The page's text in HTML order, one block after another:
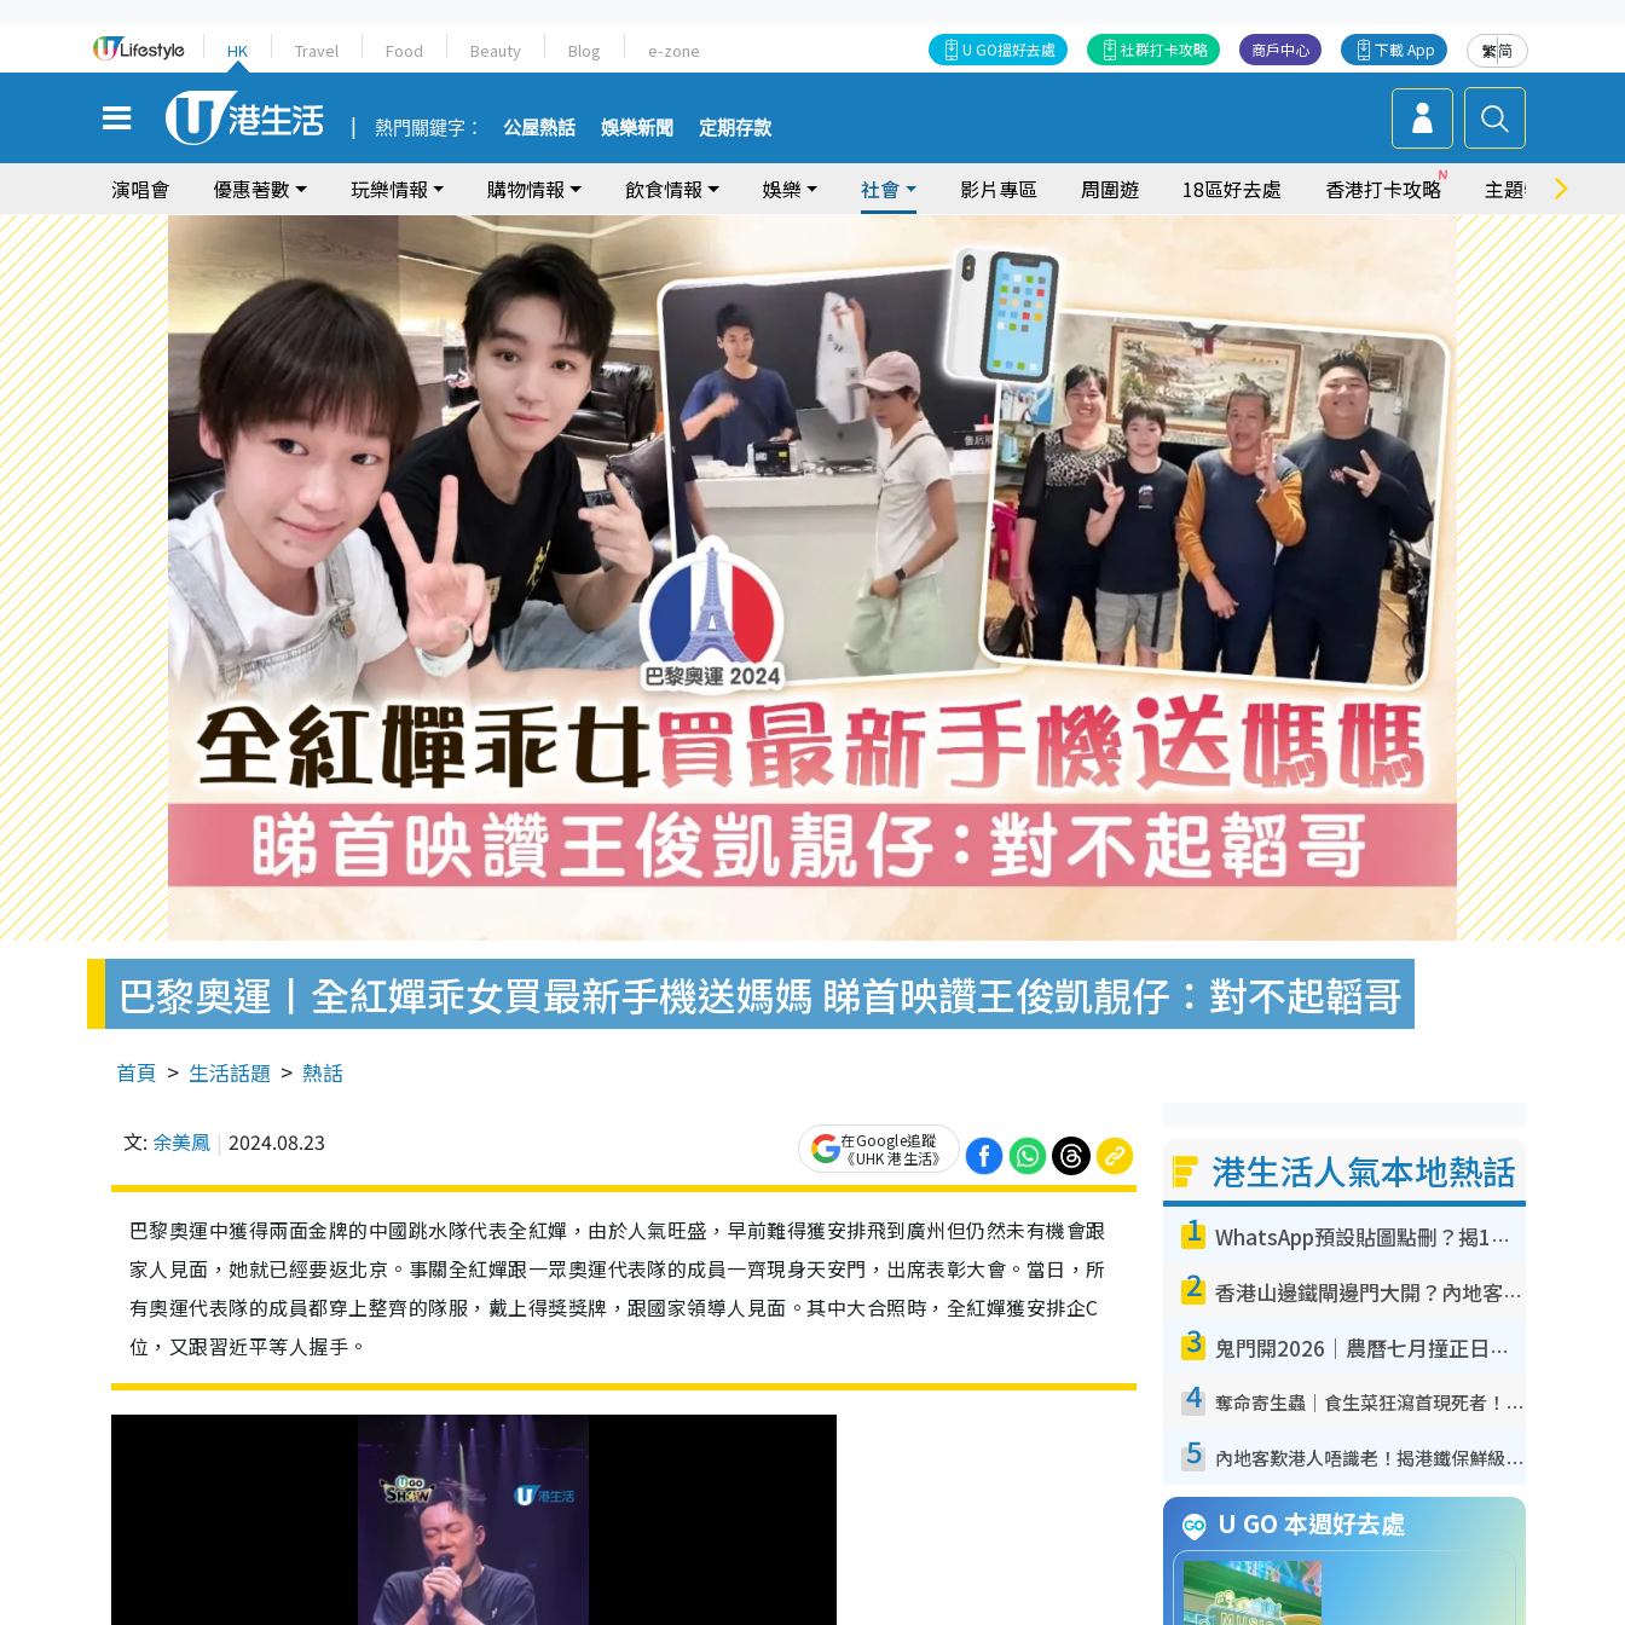
HK Travel Food Beauty Blog e-zone 繁简
下載 App
商戶中心
社群打卡攻略
U GO搵好去處
熱門關鍵字： 公屋熱話 娛樂新聞 定期存款
演唱會 優惠著數 玩樂情報 購物情報 飲食情報 娛樂 社會 影片專區 周圍遊 18區好去處 香港打卡攻略 主題特集
巴黎奧運丨全紅嬋乖女買最新手機送媽媽 睇首映讚王俊凱靚仔：對不起韜哥
首頁 生活話題 熱話
文: 余美鳳 2024.08.23
在Google追蹤
《UHK 港生活》
巴黎奧運中獲得兩面金牌的中國跳水隊代表全紅嬋，由於人氣旺盛，早前難得獲安排飛到廣州但仍然未有機會跟
家人見面，她就已經要返北京。事關全紅嬋跟一眾奧運代表隊的成員一齊現身天安門，出席表彰大會。當日，所
有奧運代表隊的成員都穿上整齊的隊服，戴上得獎獎牌，跟國家領導人見面。其中大合照時，全紅嬋獲安排企C
位，又跟習近平等人握手。
港生活人氣本地熱話
1 WhatsApp預設貼圖點刪？揭1招「反向操作」還原簡潔介面 附3步實測教學
2 香港山邊鐵閘邊門大開？內地客困惑意義何在！網民神回覆：呢種叫法理性防禦
3 鬼門開2026｜農曆七月撞正日全食特別邪？專家警告切忌做一事！揭4大禁忌+2招保平安
4 奪命寄生蟲｜食生菜狂瀉首現死者！疫潮惡化錄1.8萬宗病例 揭洗菜3大謬誤
5 內地客歎港人唔識老！揭港鐵保鮮級冷氣 港人求放過：咪投訴
U GO 本週好去處